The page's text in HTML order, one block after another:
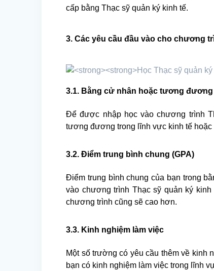
cấp bằng Thạc sỹ quản ký kinh tế.
3. Các yêu cầu đầu vào cho chương
3.1. Bằng cử nhân hoặc tương đương
Để được nhập học vào chương trình
tương đương trong lĩnh vực kinh tế hoặc
3.2. Điểm trung bình chung (GPA)
Điểm trung bình chung của bạn trong
vào chương trình Thạc sỹ quản ký
chương trình cũng sẽ cao hơn.
3.3. Kinh nghiệm làm việc
Một số trường có yêu cầu thêm về kinh
bạn có kinh nghiệm làm việc trong lĩnh